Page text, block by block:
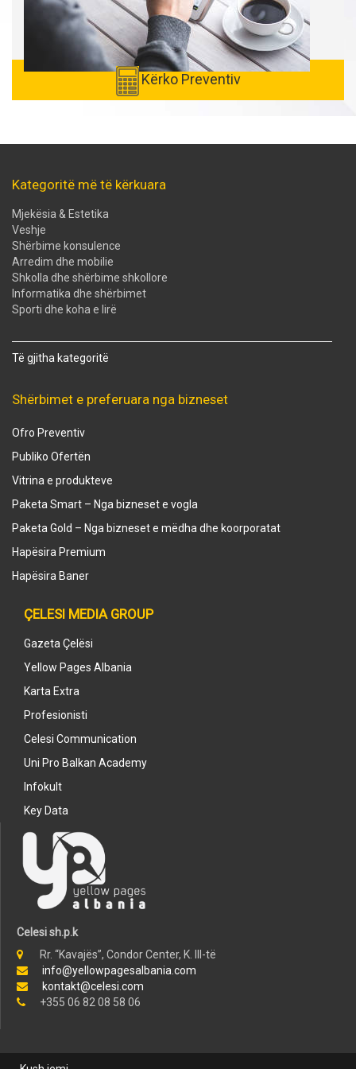
Kërko Preventiv
Kategoritë më të kërkuara
Mjekësia & Estetika
Veshje
Shërbime konsulence
Arredim dhe mobilie
Shkolla dhe shërbime shkollore
Informatika dhe shërbimet
Sporti dhe koha e lirë
Të gjitha kategoritë
Shërbimet e preferuara nga bizneset
Ofro Preventiv
Publiko Ofertën
Vitrina e produkteve
Paketa Smart – Nga bizneset e vogla
Paketa Gold – Nga bizneset e mëdha dhe koorporatat
Hapësira Premium
Hapësira Baner
ÇELESI MEDIA GROUP
Gazeta Çelësi
Yellow Pages Albania
Karta Extra
Profesionisti
Celesi Communication
Uni Pro Balkan Academy
Infokult
Key Data
Celesi sh.p.k
Rr. “Kavajës”, Condor Center, K. III-të
info@yellowpagesalbania.com
kontakt@celesi.com
+355 06 82 08 58 06